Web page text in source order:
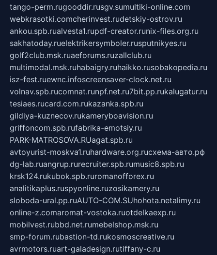
tango-perm.rugooddir.rusgv.sumultiki-online.com
webkrasotki.comcherinvest.rudetskiy-ostrov.ru
ankou.spb.rualvesta1.rupdf-creator.runix-files.org.ru
sakhatoday.ruelektrikersymboler.rusputnikyes.ru
golf2club.msk.ruaeforums.ruzallclub.ru
multimodal.msk.ruhabaigry.ruhaikko.rusobakopedia.ru
isz-fest.ruewnc.infoscreensaver-clock.net.ru
volnav.spb.rucomnat.runpf.net.ru7bit.pp.rukalugatur.ru
tesiaes.rucard.com.rukazanka.spb.ru
gildiya-kuznecov.rukameryboavision.ru
griffoncom.spb.rufabrika-emotsiy.ru
PARK-MATROSOVA.RUagat.spb.ru
avtoyurist-moskva1.ruhardware.org.ruсхема-авто.рф
dg-lab.ruangrup.rurecruiter.spb.rumusic8.spb.ru
krsk124.rukubok.spb.ruromanofforex.ru
analitikaplus.ruspyonline.ruzosikamery.ru
sloboda-ural.pp.ruAUTO-COM.SUhohota.netalimy.ru
online-z.comaromat-vostoka.ruotdelkaexp.ru
mobilvest.rubbd.net.rumebelshop.msk.ru
smp-forum.rubastion-td.rukosmoscreative.ru
avrmotors.ruart-galadesign.rutiffany-c.ru